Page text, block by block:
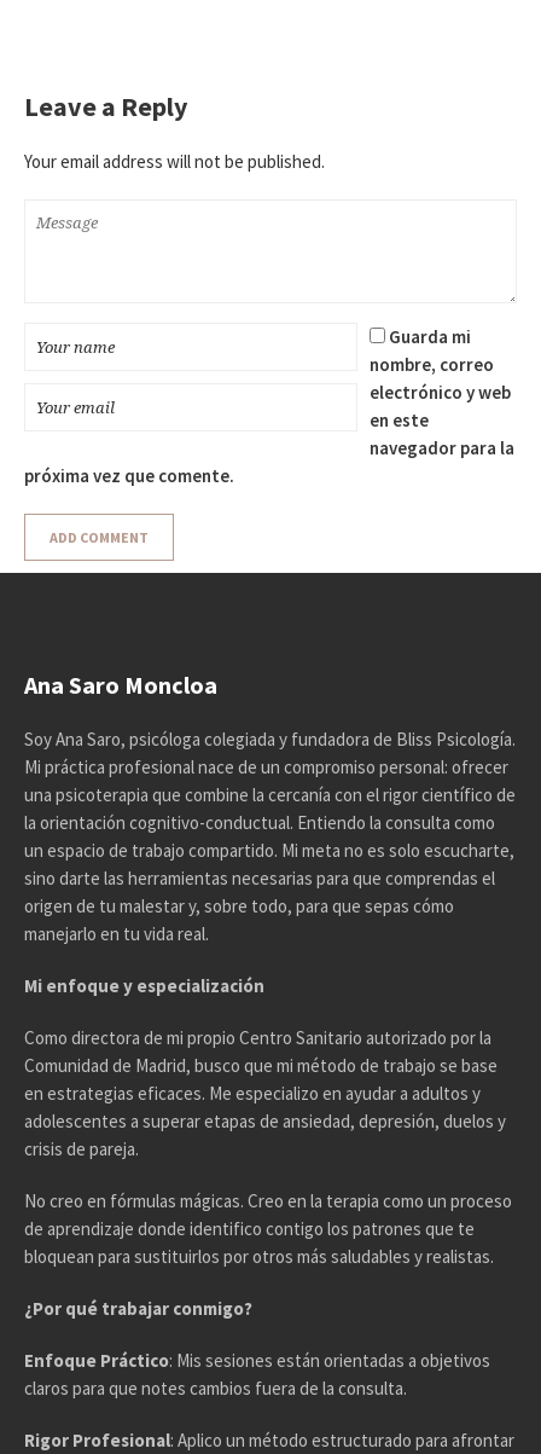
Leave a Reply
Your email address will not be published.
Guarda mi
nombre, correo
electrónico y web
en este
navegador para la
próxima vez que comente.
Ana Saro Moncloa
Soy Ana Saro, psicóloga colegiada y fundadora de Bliss Psicología.
Mi práctica profesional nace de un compromiso personal: ofrecer
una psicoterapia que combine la cercanía con el rigor científico de
la orientación cognitivo-conductual. Entiendo la consulta como
un espacio de trabajo compartido. Mi meta no es solo escucharte,
sino darte las herramientas necesarias para que comprendas el
origen de tu malestar y, sobre todo, para que sepas cómo
manejarlo en tu vida real.
Mi enfoque y especialización
Como directora de mi propio Centro Sanitario autorizado por la
Comunidad de Madrid, busco que mi método de trabajo se base
en estrategias eficaces. Me especializo en ayudar a adultos y
adolescentes a superar etapas de ansiedad, depresión, duelos y
crisis de pareja.
No creo en fórmulas mágicas. Creo en la terapia como un proceso
de aprendizaje donde identifico contigo los patrones que te
bloquean para sustituirlos por otros más saludables y realistas.
¿Por qué trabajar conmigo?
Enfoque Práctico: Mis sesiones están orientadas a objetivos
claros para que notes cambios fuera de la consulta.
Rigor Profesional: Aplico un método estructurado para afrontar